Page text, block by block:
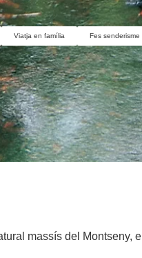
Viatja en família Fes senderisme
massís del Montseny,